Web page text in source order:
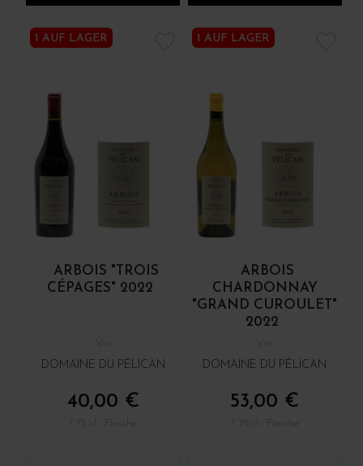
1 AUF LAGER
ARBOIS "TROIS
CÉPAGES" 2022
DOMAINE DU PÉLICAN
40,00 €
1 AUF LAGER
ARBOIS
CHARDONNAY
"GRAND CUROULET"
2022
DOMAINE DU PÉLICAN
53,00 €